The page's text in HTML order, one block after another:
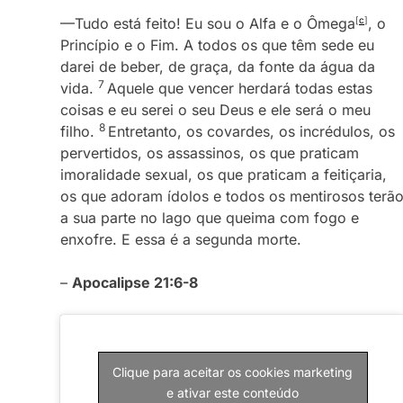
—Tudo está feito! Eu sou o Alfa e o Ômega[c], o
Princípio e o Fim. A todos os que têm sede eu
darei de beber, de graça, da fonte da água da
vida. 7 Aquele que vencer herdará todas estas
coisas e eu serei o seu Deus e ele será o meu
filho. 8 Entretanto, os covardes, os incrédulos, os
pervertidos, os assassinos, os que praticam
imoralidade sexual, os que praticam a feitiçaria,
os que adoram ídolos e todos os mentirosos terão
a sua parte no lago que queima com fogo e
enxofre. E essa é a segunda morte.
– Apocalipse 21:6-8
Clique para aceitar os cookies marketing
e ativar este conteúdo